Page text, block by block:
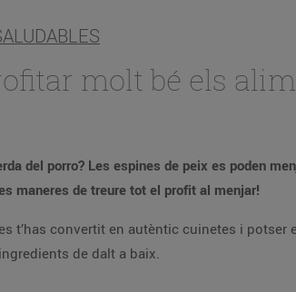
molt bé els
del porro? Les espines de peix es poden
maneres de treure tot el profit al menjar!
t’has convertit en autèntic cuinetes i
de dalt a baix.